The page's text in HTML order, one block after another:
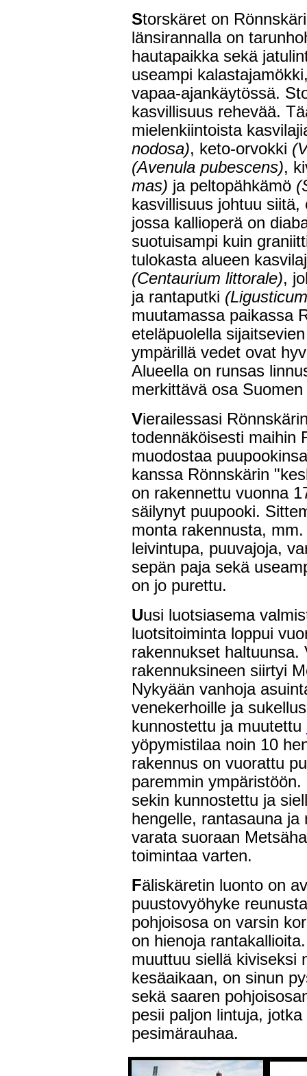
Storskäret on
länsirannalla on
hautapaikka sekä
useampi
vapaa-ajankäytössä.
kasvillisuus rehevää.
mielenkiintoista
nodosa), keto-orvokki
(Avenula pubescens),
mas) ja peltopähkämö
kasvillisuus johtuu
jossa kallioperä on
suotuisampi kuin
tulokasta alueen
(Centaurium littorale),
ja rantaputki
muutamassa paikassa
eteläpuolella
ympärillä vedet ovat
Alueella on runsas
merkittävä osa
Vierailessasi
todennäköisesti maihin
muodostaa
kanssa Rönnskärin
on rakennettu vuonna
säilynyt puupooki.
monta rakennusta,
leivintupa, puuvajoja,
sepän paja sekä
on jo purettu.
Uusi luotsiasema
luotsitoiminta loppui
rakennukset haltuunsa.
rakennuksineen siirtyi
Nykyään vanhoja
venekerhoille ja
kunnostettu ja muutettu
yöpymistilaa noin 10
rakennus on vuorattu
paremmin
sekin kunnostettu ja
hengelle, rantasauna
varata suoraan
toimintaa varten.
Fäliskäretin luonto on
puustovyöhyke
pohjoisosa on varsin
on hienoja
muuttuu siellä kiviseksi
kesäaikaan, on sinun
sekä saaren
pesii paljon lintuja,
pesimärauhaa.